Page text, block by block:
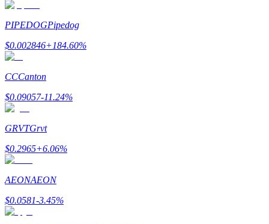
Bitrue Partners
Bitrue Affiliates
PIPEDOGPipedog
$0.002846+184.60%
CCCanton
$0.09057-11.24%
GRVTGrvt
$0.2965+6.06%
AEONAEON
$0.0581-3.45%